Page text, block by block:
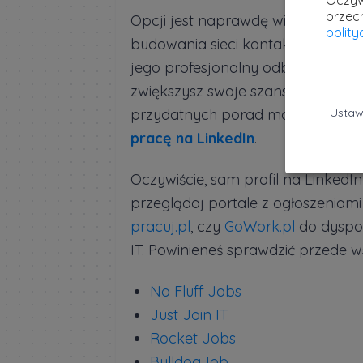
Opcji jest naprawdę wiele. Warto
budowania sieci kontaktów.
jego profesjonalny odbiór. Im
zwiększysz swoje szanse na
przydatnych porad możesz
pracę na LinkedIn.
Oczywiście, sam profil na
przeglądaj portale z
pracuj.pl , czy GoWork.pl do
IT. Powinieneś sprawdzić przede
No Fluff Jobs
Just Join IT
Rocket Jobs